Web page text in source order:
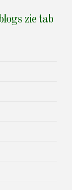
zie tab